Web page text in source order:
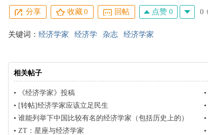
分享 收藏0 回帖 点赞 0 0
关键词： 经济学家 经济学 杂志 经济学家
相关帖子
• 《经济学家》投稿 •
• [转帖]经济学家应该立足民生 •
• 谁能列举下中国比较有名的经济学家（包括历史上的） •
• ZT：星座与经济学家 •